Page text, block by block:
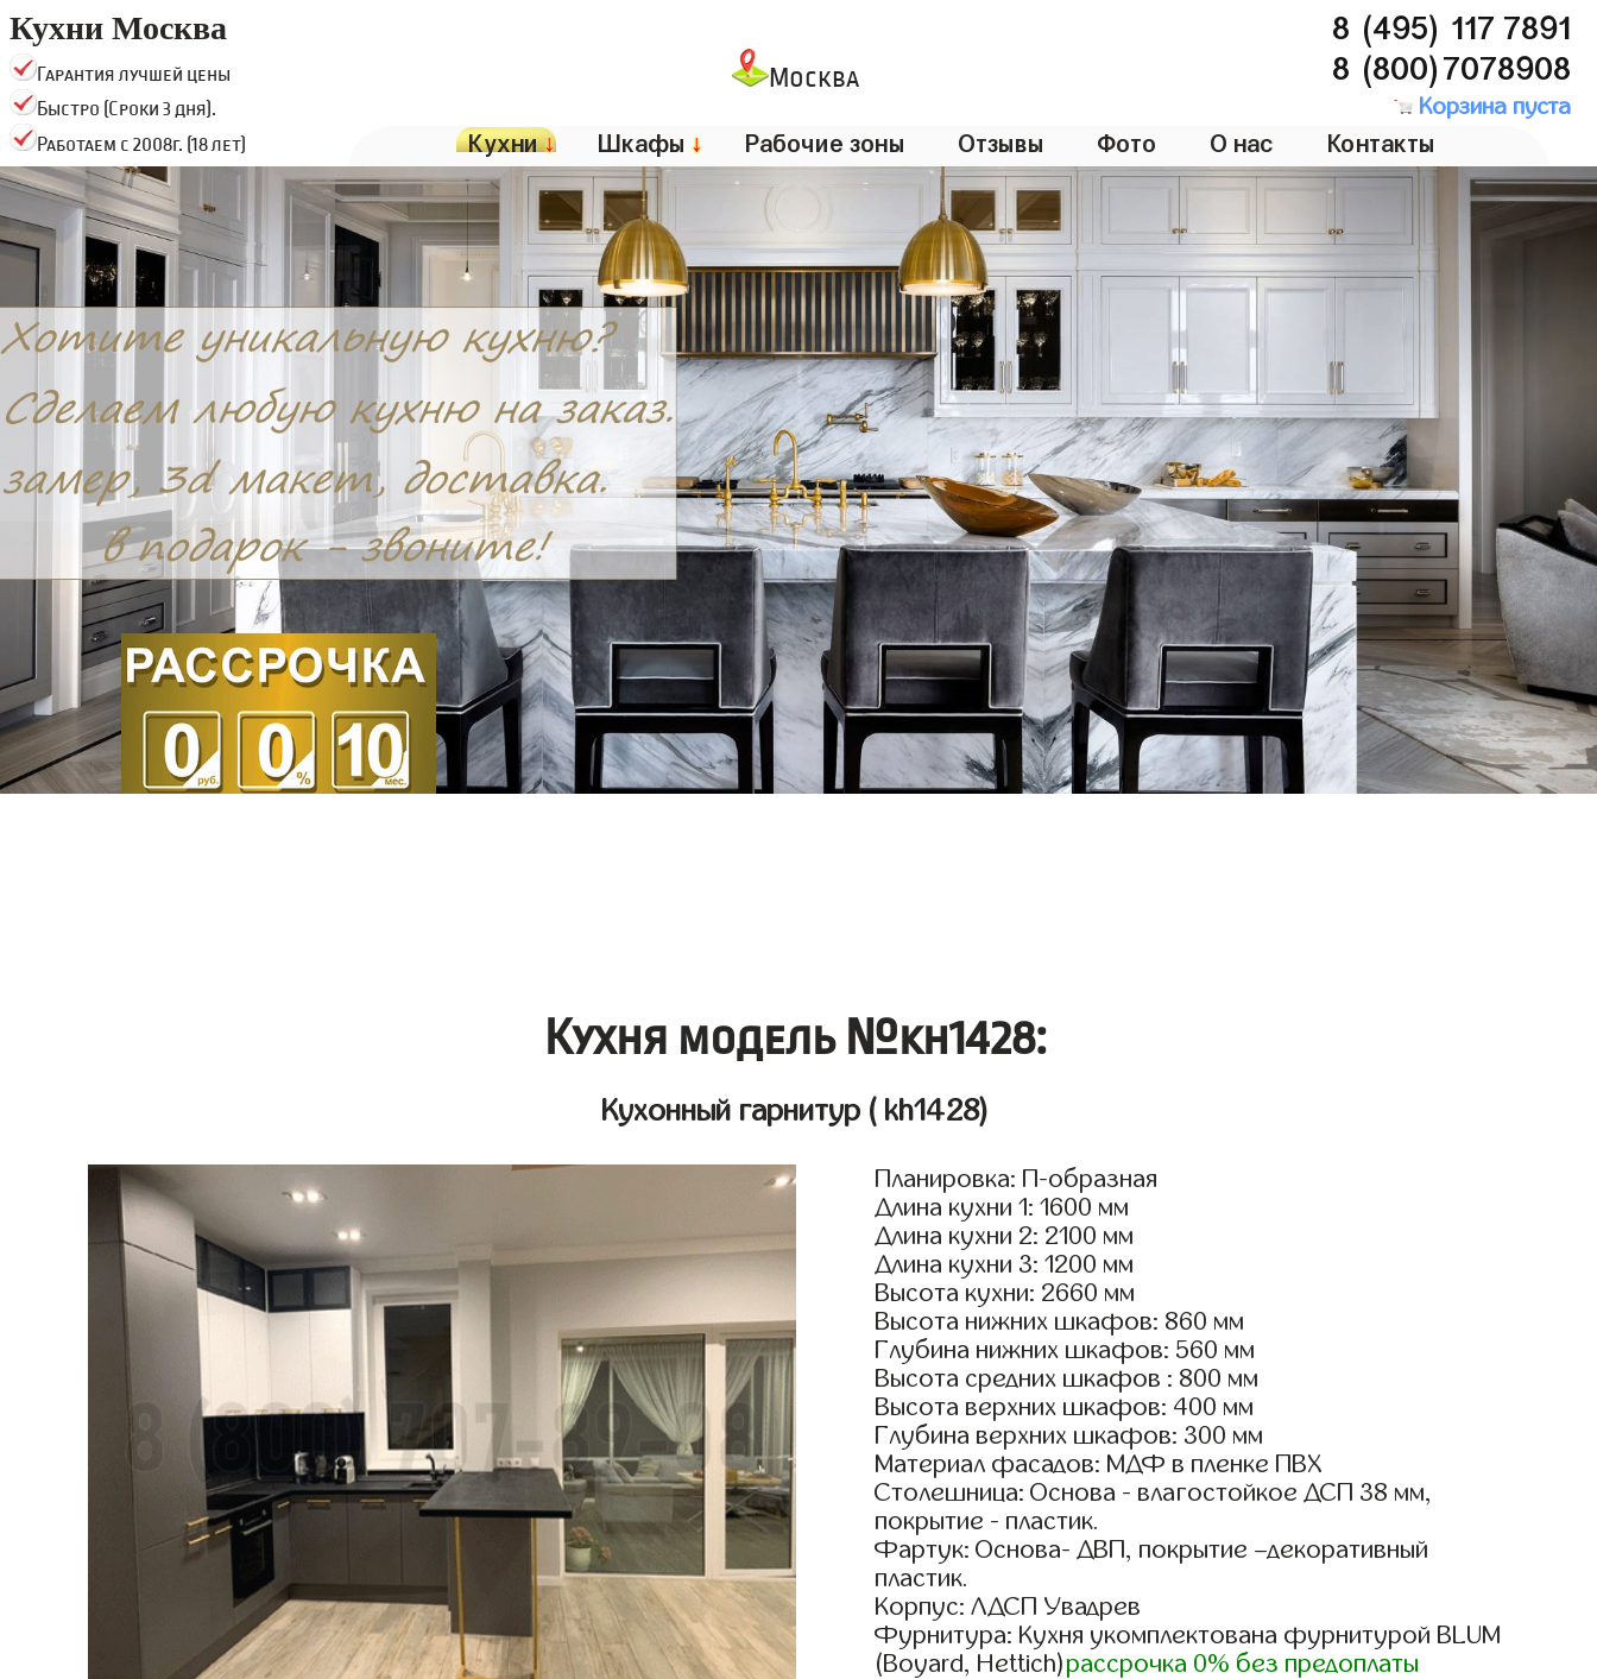
Кухни Москва
Гарантия лучшей цены
Быстро (Сроки 3 дня).
Работаем с 2008г. (18 лет)
Москва
8 (495) 117 7891
8 (800)7078908
Корзина пуста
Кухни↓ Шкафы ↓ Рабочие зоны Отзывы Фото О нас Контакты
Кухня модель №kh1428:
Кухонный гарнитур ( kh1428)
Планировка: П-образная
Длина кухни 1: 1600 мм
Длина кухни 2: 2100 мм
Длина кухни 3: 1200 мм
Высота кухни: 2660 мм
Высота нижних шкафов: 860 мм
Глубина нижних шкафов: 560 мм
Высота средних шкафов : 800 мм
Высота верхних шкафов: 400 мм
Глубина верхних шкафов: 300 мм
Материал фасадов: МДФ в пленке ПВХ
Столешница: Основа - влагостойкое ДСП 38 мм,
покрытие - пластик.
Фартук: Основа- ДВП, покрытие –декоративный
пластик.
Корпус: ЛДСП Увадрев
Фурнитура: Кухня укомплектована фурнитурой BLUM
(Boyard, Hettich)рассрочка 0% без предоплаты